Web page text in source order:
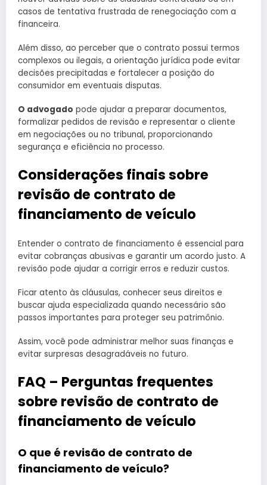
casos de tentativa frustrada de renegociação com a
financeira.
Além disso, ao perceber que o contrato possui termos
complexos ou ilegais, a orientação jurídica pode evitar
decisões precipitadas e fortalecer a posição do
consumidor em eventuais disputas.
O advogado pode ajudar a preparar documentos,
formalizar pedidos de revisão e representar o cliente
em negociações ou no tribunal, proporcionando
segurança e eficiência no processo.
Considerações finais sobre
revisão de contrato de
financiamento de veículo
Entender o contrato de financiamento é essencial para
evitar cobranças abusivas e garantir um acordo justo. A
revisão pode ajudar a corrigir erros e reduzir custos.
Ficar atento às cláusulas, conhecer seus direitos e
buscar ajuda especializada quando necessário são
passos importantes para proteger seu patrimônio.
Assim, você pode administrar melhor suas finanças e
evitar surpresas desagradáveis no futuro.
FAQ – Perguntas frequentes
sobre revisão de contrato de
financiamento de veículo
O que é revisão de contrato de
financiamento de veículo?